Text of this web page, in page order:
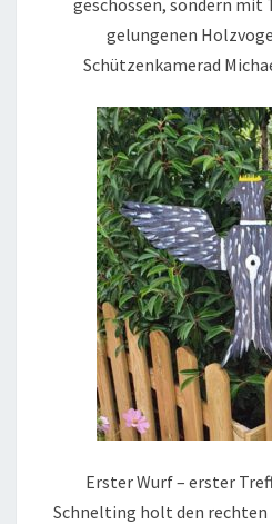
geschossen, sondern mit
gelungenen
Schützenkamerad
Erster Wurf – erster
Schnelting holt den rechten